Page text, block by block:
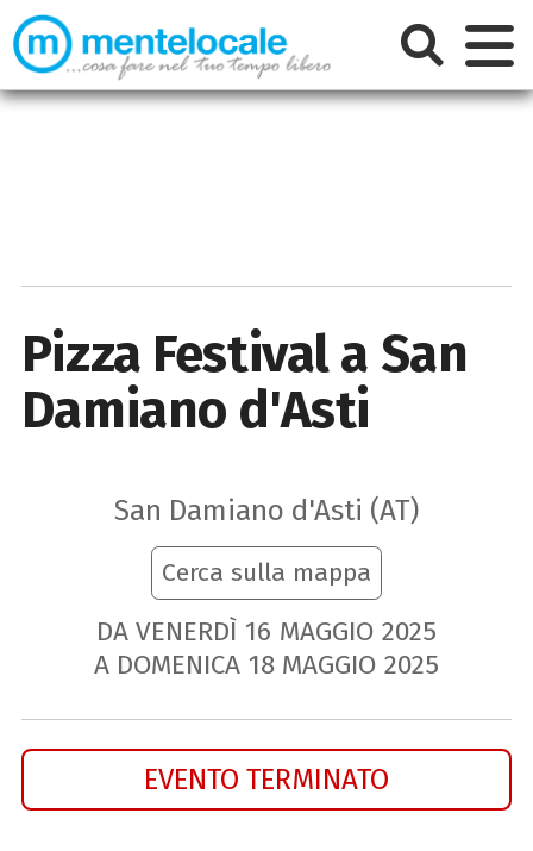
Pizza Festival a San
Damiano d'Asti
San Damiano d'Asti (AT)
Cerca sulla mappa
DA VENERDÌ 16 MAGGIO 2025
A DOMENICA 18 MAGGIO 2025
EVENTO TERMINATO